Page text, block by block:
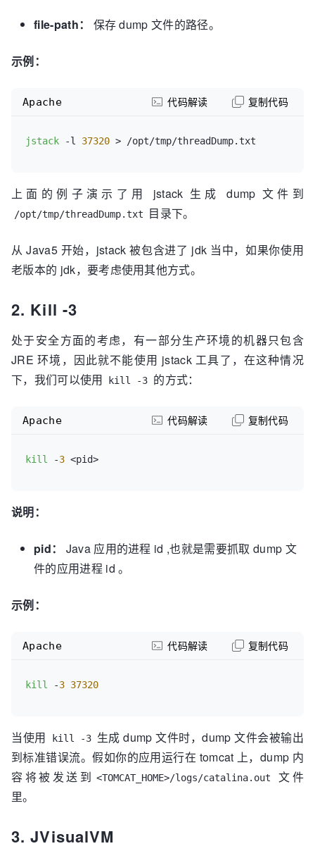
file-path： 保存 dump 文件的路径。
示例：
jstack -l 37320
Apache 代码解读 复制代码
上面的例子演示了用 jstack 生成 dump 文件到
/opt/tmp/threadDump.txt 目录下。
从 Java5 开始，jstack 被包含进了 jdk 当中，如果你使用
老版本的 jdk，要考虑使用其他方式。
2. Kill -3
处于安全方面的考虑，有一部分生产环境的机器只包含
JRE 环境，因此就不能使用 jstack 工具了，在这种情况
下，我们可以使用
kill -3 的方式：
kill -3
Apache 代码解读 复制代码
说明：
pid：
Java 应用的进程 id ,也就是需要抓取 dump 文
件的应用进程 id 。
示例：
kill -3 37320
Apache 代码解读 复制代码
当使用 kill -3 生成 dump 文件时，dump 文件会被输出
到标准错误流。假如你的应用运行在 tomcat 上，dump 内
容将被发送到 <TOMCAT_HOME>/logs/catalina.out
文件
里。
3. JVisualVM